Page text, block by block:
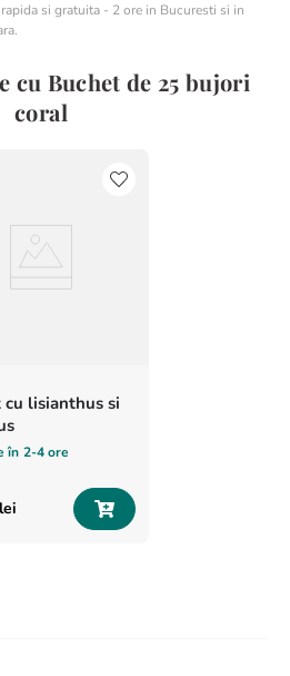
si gratuita - 2 ore in Bucuresti si in
cu Buchet de 25 bujori
coral
cu lisianthus si
în 2-4 ore
lei